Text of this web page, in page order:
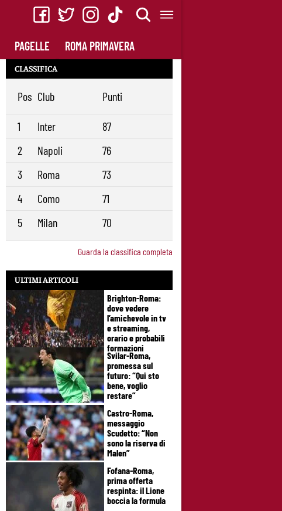
PAGELLE ROMA PRIMAVERA
CLASSIFICA
Pos Club Punti
1 Inter
87
2
Napoli
76
3
Roma
73
4
Como
71
5
Milan 70
Guarda la classifica completa
ULTIMI ARTICOLI
Brighton-Roma:
dove vedere
l’amichevole in tv
e streaming,
orario e probabili
formazioni
Svilar-Roma,
promessa sul
futuro: “Qui sto
bene, voglio
restare”
Castro-Roma,
messaggio
Scudetto: “Non
sono la riserva di
Malen”
Fofana-Roma,
prima offerta
respinta: il Lione
boccia la formula